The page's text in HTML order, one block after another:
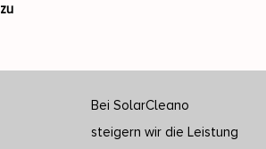
Bei SolarCleano
steigern wir die Leistung